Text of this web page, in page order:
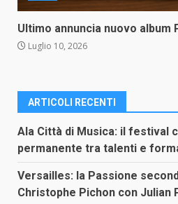
Ultimo annuncia nuovo album
Luglio 10, 2026
ARTICOLI RECENTI
Ala Città di Musica: il festival
permanente tra talenti e
Versailles: la Passione
Christophe Pichon con Julian